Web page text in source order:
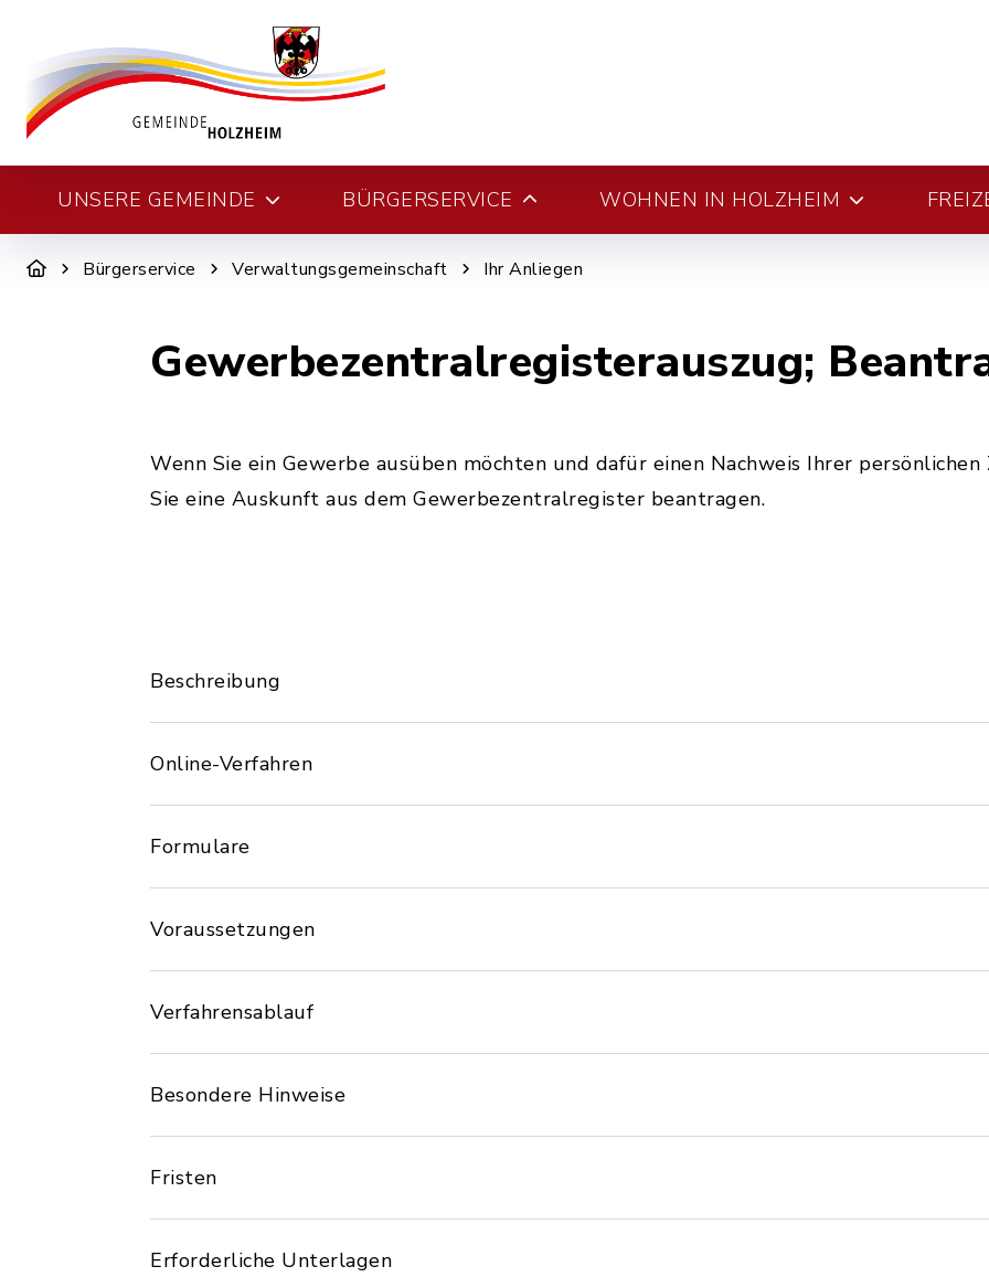
UNSERE GEMEINDE BÜRGERSERVICE WOHNEN IN HOLZHEIM
Bürgerservice Verwaltungsgemeinschaft Ihr Anliegen
Gewerbezentralregisterauszug;
Wenn Sie ein Gewerbe ausüben möchten und dafür einen Nachweis Ihrer
Sie eine Auskunft aus dem Gewerbezentralregister beantragen.
Beschreibung
Online-Verfahren
Formulare
Voraussetzungen
Verfahrensablauf
Besondere Hinweise
Fristen
Erforderliche Unterlagen